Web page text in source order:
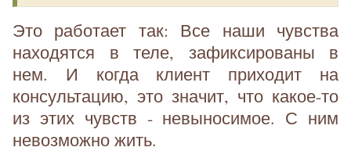
Это работает так: Все наши чувства
находятся в теле, зафиксированы в
нем. И когда клиент приходит на
консультацию, это значит, что какое-то
из этих чувств - невыносимое. С ним
невозможно жить.